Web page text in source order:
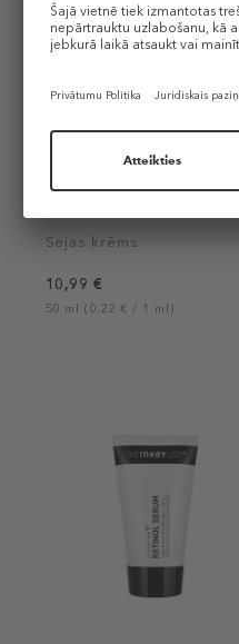
Omega Water Cream
Sejas krēms
10,99 €
50 ml (0,22 € / 1 ml)